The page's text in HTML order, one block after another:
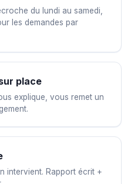
du lundi au samedi,
les demandes par
place
explique, vous remet un
intervient. Rapport écrit +